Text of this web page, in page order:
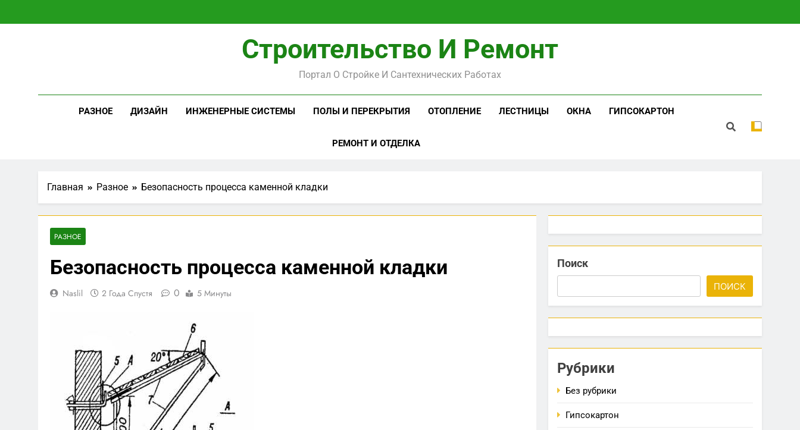
Строительство И Ремонт
Портал О Стройке И Сантехнических Работах
РАЗНОЕ ДИЗАЙН ИНЖЕНЕРНЫЕ СИСТЕМЫ ПОЛЫ И ПЕРЕКРЫТИЯ ОТОПЛЕНИЕ ЛЕСТНИЦЫ ОКНА ГИПСОКАРТОН
РЕМОНТ И ОТДЕЛКА
Главная Разное Безопасность процесса каменной кладки
РАЗНОЕ
Безопасность процесса каменной кладки
Naslil 2 Года Спустя 0 5 Минуты
Поиск
ПОИСК
Рубрики
Без рубрики
Гипсокартон